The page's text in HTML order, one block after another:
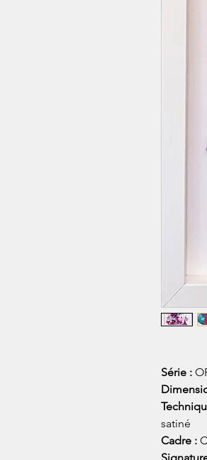
Série :
satiné
Cadre :